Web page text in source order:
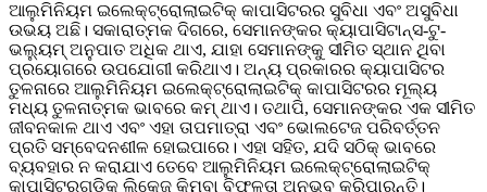
ଆଲୁମିନିୟମ ଇଲେକ୍ଟ୍ରୋଲାଇଟିକ୍ କାପାସିଟରର ସୁବିଧା ଏବଂ ଅସୁବିଧା
ଉଭୟ ଅଛି। ସକାରାତ୍ମକ ଦିଗରେ, ସେମାନଙ୍କର କ୍ୟାପାସିଟାନ୍ସ-ଟୁ-
ଭଲ୍ୟୁମ୍ ଅନୁପାତ ଅଧିକ ଥାଏ, ଯାହା ସେମାନଙ୍କୁ ସୀମିତ ସ୍ଥାନ ଥିବା
ପ୍ରୟୋଗରେ ଉପଯୋଗୀ କରିଥାଏ। ଅନ୍ୟ ପ୍ରକାରର କ୍ୟାପାସିଟର
ତୁଳନାରେ ଆଲୁମିନିୟମ ଇଲେକ୍ଟ୍ରୋଲାଇଟିକ୍ କାପାସିଟରର ମୂଲ୍ୟ
ମଧ୍ୟ ତୁଳନାତ୍ମକ ଭାବରେ କମ୍ ଥାଏ। ତଥାପି, ସେମାନଙ୍କର ଏକ ସୀମିତ
ଜୀବନକାଳ ଥାଏ ଏବଂ ଏହା ତାପମାତ୍ରା ଏବଂ ଭୋଲଟେଜ ପରିବର୍ତ୍ତନ
ପ୍ରତି ସମ୍ବେଦନଶୀଳ ହୋଇପାରେ। ଏହା ସହିତ, ଯଦି ସଠିକ୍ ଭାବରେ
ବ୍ୟବହାର ନ କରାଯାଏ ତେବେ ଆଲୁମିନିୟମ ଇଲେକ୍ଟ୍ରୋଲାଇଟିକ୍
କାପାସିଟରଗୁଡିକ ଲିକେଜ୍ କିମ୍ବା ବିଫଳତା ଅନୁଭବ କରିପାରନ୍ତି।